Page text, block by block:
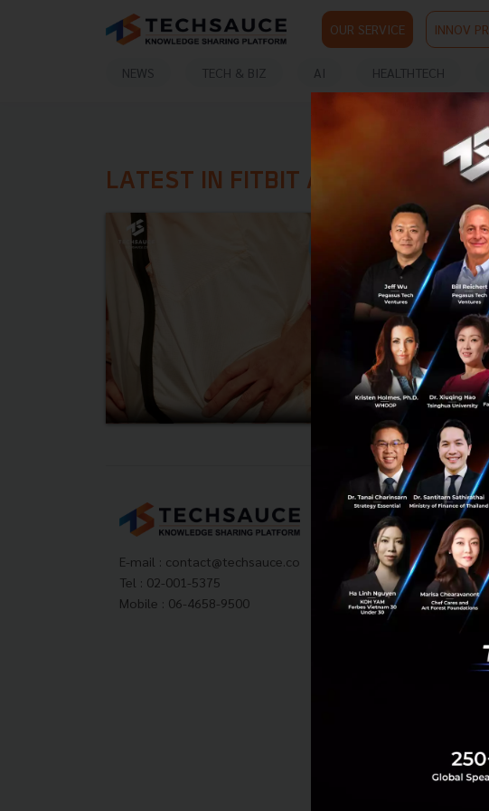
OUR SERVICE INNOV
NEWS TECH & BIZ AI HEALTHTECH
LATEST IN FITBIT AIR
ลองนึ
ใช้งา
Air ตัว
?...
พฤษภ
0
E-mail : contact@techsauce.co
Tel : 02-001-5375
Mobile : 06-4658-9500
Techsauce Media
About Techsauce
Techsauce Services
Privacy Policy
ส่งบทความ
Techsauce